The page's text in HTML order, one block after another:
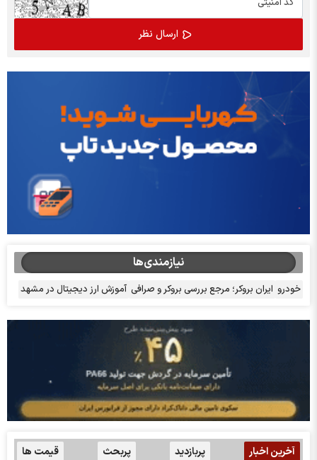
نیازمندی‌ها
خودرو ایران بروکر؛ مرجع بررسی بروکر و صرافی آموزش ارز دیجیتال در مشهد
آخرین اخبار پربازدید پربحث قیمت ها